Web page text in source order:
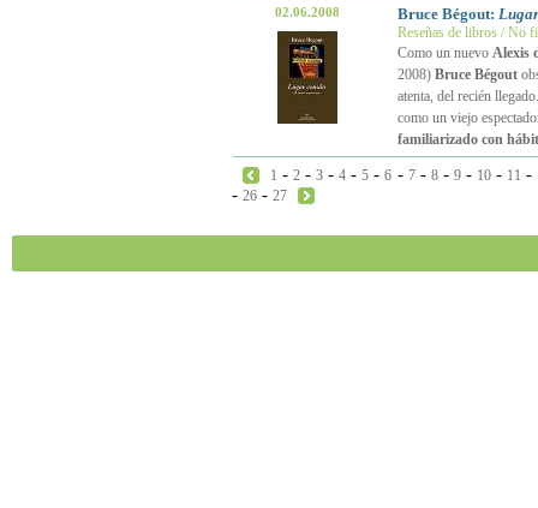
02.06.2008 Bruce Bégout:
Reseñas de libros / No
Como un nuevo Alexis
2008) Bruce Bégout
atenta, del recién
como un viejo
familiarizado con
1 -2 -3 -4 -5 -6 - 7- 8- 9- 10- 11 -
- 26 - 27